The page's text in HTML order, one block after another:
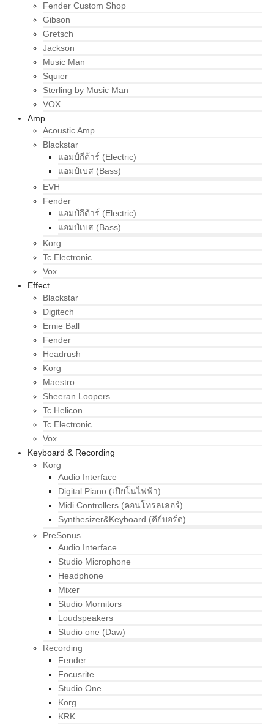
Fender Custom Shop
Gibson
Gretsch
Jackson
Music Man
Squier
Sterling by Music Man
VOX
Amp
Acoustic Amp
Blackstar
แอมป์กีต้าร์ (Electric)
แอมป์เบส (Bass)
EVH
Fender
แอมป์กีต้าร์ (Electric)
แอมป์เบส (Bass)
Korg
Tc Electronic
Vox
Effect
Blackstar
Digitech
Ernie Ball
Fender
Headrush
Korg
Maestro
Sheeran Loopers
Tc Helicon
Tc Electronic
Vox
Keyboard & Recording
Korg
Audio Interface
Digital Piano (เปียโนไฟฟ้า)
Midi Controllers (คอนโทรลเลอร์)
Synthesizer&Keyboard (คีย์บอร์ด)
PreSonus
Audio Interface
Studio Microphone
Headphone
Mixer
Studio Mornitors
Loudspeakers
Studio one (Daw)
Recording
Fender
Focusrite
Studio One
Korg
KRK